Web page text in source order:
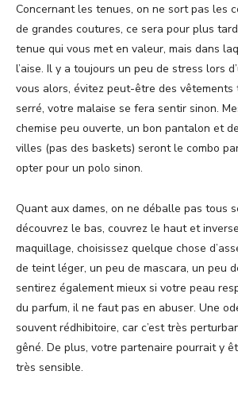
Concernant les tenues, on ne sort pas les
de grandes coutures, ce sera pour plus
tenue qui vous met en valeur, mais dans
l’aise. Il y a toujours un peu de stress lors
vous alors, évitez peut-être des vêtements
serré, votre malaise se fera sentir sinon.
chemise peu ouverte, un bon pantalon et
villes (pas des baskets) seront le combo
opter pour un polo sinon.
Quant aux dames, on ne déballe pas tous
découvrez le bas, couvrez le haut et
maquillage, choisissez quelque chose
de teint léger, un peu de mascara, un peu
sentirez également mieux si votre peau
du parfum, il ne faut pas en abuser. Une
souvent rédhibitoire, car c’est très
gêné. De plus, votre partenaire pourrait y
très sensible.